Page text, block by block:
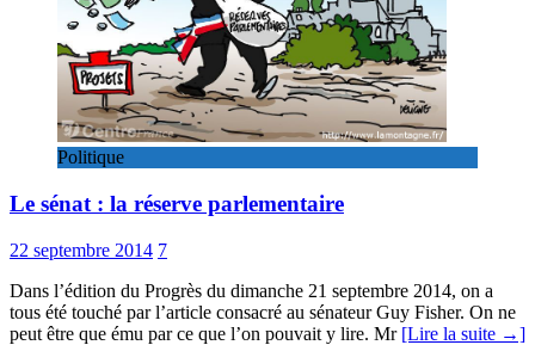
Politique
Le sénat : la réserve parlementaire
22 septembre 2014 7
Dans l’édition du Progrès du dimanche 21 septembre 2014, on a
tous été touché par l’article consacré au sénateur Guy Fisher. On ne
peut être que ému par ce que l’on pouvait y lire. Mr [Lire la suite →]